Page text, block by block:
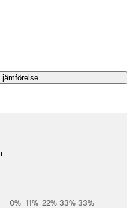
jämförelse
0% 11% 22% 33% 33%